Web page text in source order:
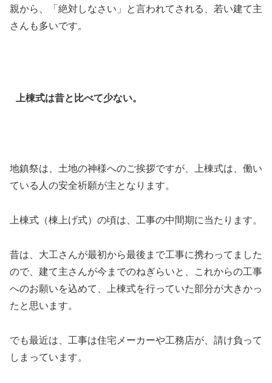
親から、「絶対しなさい」と言われてされる、若い建て主
さんも多いです。
上棟式は昔と比べて少ない。
地鎮祭は、土地の神様へのご挨拶ですが、上棟式は、働い
ている人の安全祈願が主となります。
上棟式（棟上げ式）の頃は、工事の中間期に当たります。
昔は、大工さんが最初から最後まで工事に携わってました
ので、建て主さんが今までのねぎらいと、これからの工事
へのお願いを込めて、上棟式を行っていた部分が大きかっ
たと思います。
でも最近は、工事は住宅メーカーや工務店が、請け負って
しまっています。